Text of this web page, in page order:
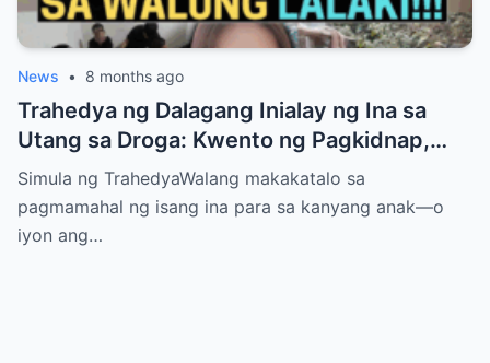
News • 8 months ago
Trahedya ng Dalagang Inialay ng Ina sa
Utang sa Droga: Kwento ng Pagkidnap,
Pananamantala, at Pagpatay kay Camille
Simula ng TrahedyaWalang makakatalo sa
pagmamahal ng isang ina para sa kanyang anak—o
iyon ang…